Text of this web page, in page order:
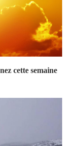
cette semaine